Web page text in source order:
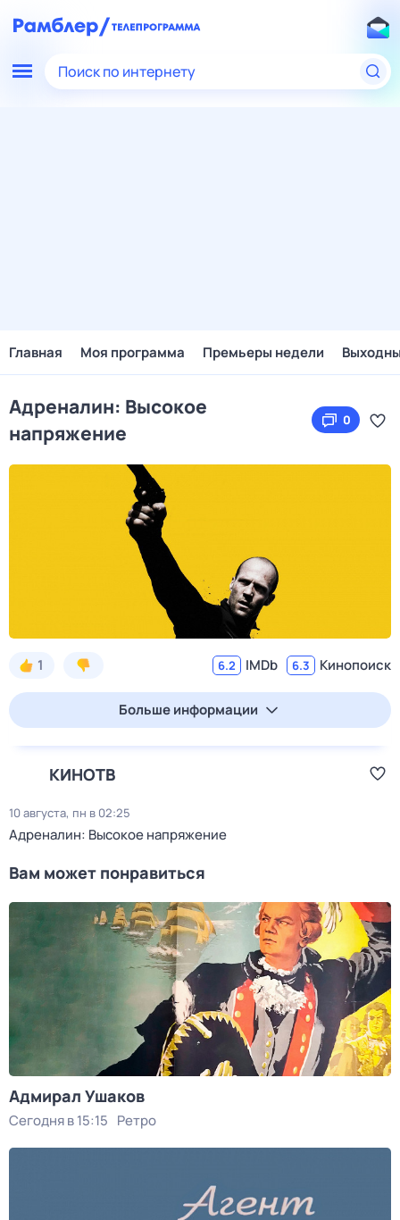
Поиск по интернету
Главная Моя программа Премьеры недели
Адреналин: Высокое
напряжение
0
1 6.2 IMDb 6.3 Кинопоиск
Больше информации
КИНОТВ
10 августа, пн в 02:25
Адреналин: Высокое напряжение
Вам может понравиться
Адмирал Ушаков
Сегодня в 15:15 Ретро